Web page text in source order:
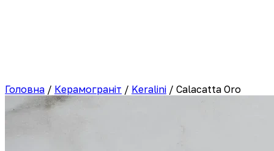
Головна / Керамограніт / Keralini / Calacatta Oro